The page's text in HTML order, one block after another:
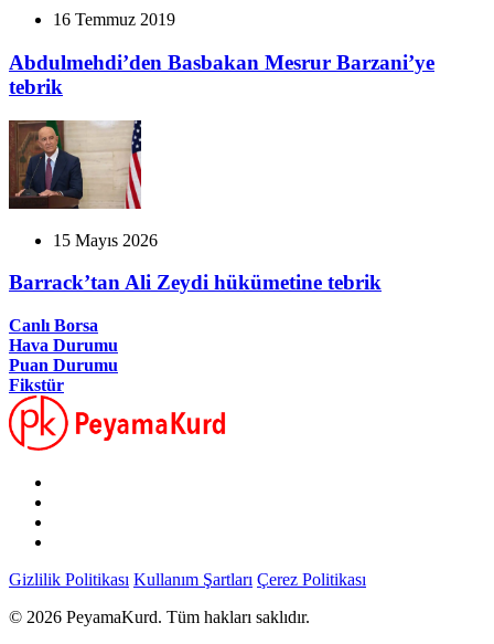
16 Temmuz 2019
Abdulmehdi’den Basbakan Mesrur Barzani’ye
tebrik
15 Mayıs 2026
Barrack’tan Ali Zeydi hükümetine tebrik
Canlı Borsa
Hava Durumu
Puan Durumu
Fikstür
Gizlilik Politikası Kullanım Şartları Çerez Politikası
© 2026 PeyamaKurd. Tüm hakları saklıdır.